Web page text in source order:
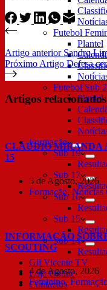
Futebol
Plantel
Futebol Sub
Plantel
Formação
Sub 19
Sub 17
Sub 16
Sub 15
Sub 14
Gil Vicente TV
Loja Online
Contactos
Artigo anterior Sandro
Próximo Artigo Defesa
Artigos relacionados
CLÁUDIO MIRANDA
15
5 de Agosto, 2026
Formação,Notícias
INFORMAÇÃO
SCOUTING
4 de Agosto, 2026
Feminino,